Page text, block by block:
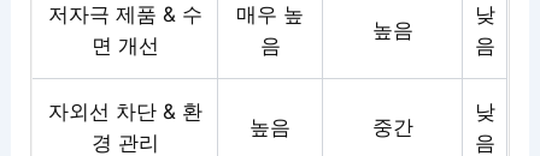
저자극 제품 & 수
면 개선
매우 높
음
높음
낮
음
자외선 차단 & 환
경 관리
높음 중간
낮
음